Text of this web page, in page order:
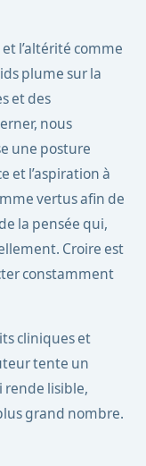
l’altérité comme
plume sur la
et des
nous
une posture
et l’aspiration à
vertus afin de
la pensée qui,
Croire est
constamment
cliniques et
tente un
lisible,
grand nombre.